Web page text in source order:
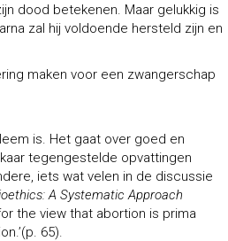
dood betekenen. Maar gelukkig is
zal hij voldoende hersteld zijn en
maken voor een zwangerschap
is. Het gaat over goed en
tegengestelde opvattingen
iets wat velen in de discussie
A Systematic Approach
the view that abortion is prima
65).